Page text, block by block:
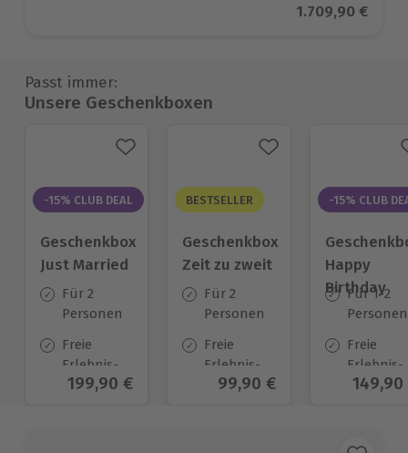
Aktueller Preis
1.709,90 €
Passt immer:
Unsere Geschenkboxen
-15% CLUB DEAL
Geschenkbox
Just Married
Für 2
Personen
Freie
Erlebnis-
Auswahl
Aktueller Preis
199,90 €
BESTSELLER
Geschenkbox
Zeit zu zweit
Für 2
Personen
Freie
Erlebnis-
Auswahl
Aktueller Preis
99,90 €
-15% CLUB
Happy
Birthday
Für 1-2
Personen
Freie
Erlebnis-
Auswahl
149,90